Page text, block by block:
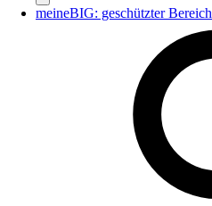
meineBIG: geschützter Bereich